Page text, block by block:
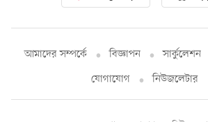
আমাদের সম্পর্কে বিজ্ঞাপন সার্কুলেশন
যোগাযোগ
নিউজলেটার